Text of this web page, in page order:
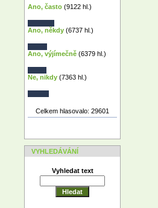
Ano, často (9122 hl.)
Ano, někdy (6737 hl.)
Ano, výjímečně (6379 hl.)
Ne, nikdy (7363 hl.)
Celkem hlasovalo: 29601
VYHLEDÁVÁNÍ
Vyhledat text